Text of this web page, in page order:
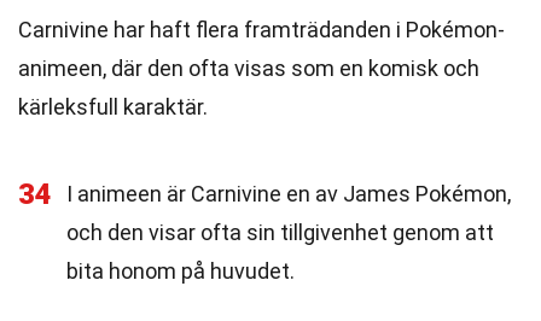
Carnivine har haft flera framträdanden i Pokémon-
animeen, där den ofta visas som en komisk och
kärleksfull karaktär.
34
I animeen är Carnivine en av James Pokémon,
och den visar ofta sin tillgivenhet genom att
bita honom på huvudet.